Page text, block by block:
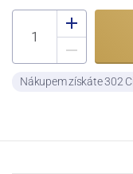
Nákupem získáte 302